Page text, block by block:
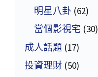
明星八卦 (62)
當個影視宅 (30)
成人話題 (17)
投資理財 (50)